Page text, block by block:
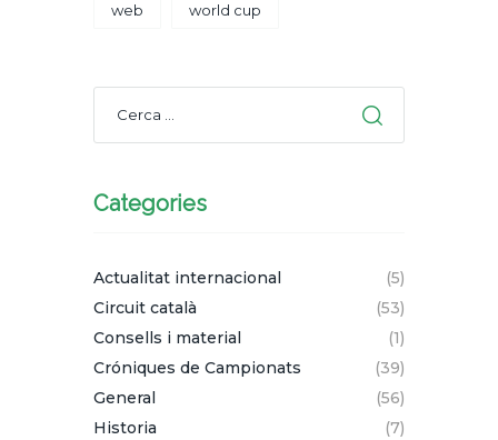
web world cup
Categories
Actualitat internacional
(5)
Circuit català
(53)
Consells i material
(1)
Cróniques de Campionats
(39)
General
(56)
Historia
(7)